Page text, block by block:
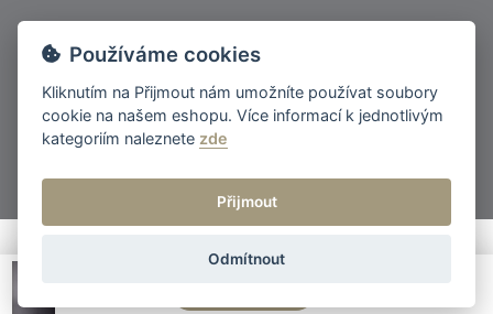
DOPRAVA A PLATBA
© 2026 ITALSKY INTERIER s.r.o. Vytvořilo INIZIO Internet Media s.r.o.|
nastavení cookies
Používáme cookies
Kliknutím na Přijmout nám umožníte používat soubory
cookie na našem eshopu. Více informací k jednotlivým
kategoriím naleznete zde
Přijmout
Odmítnout